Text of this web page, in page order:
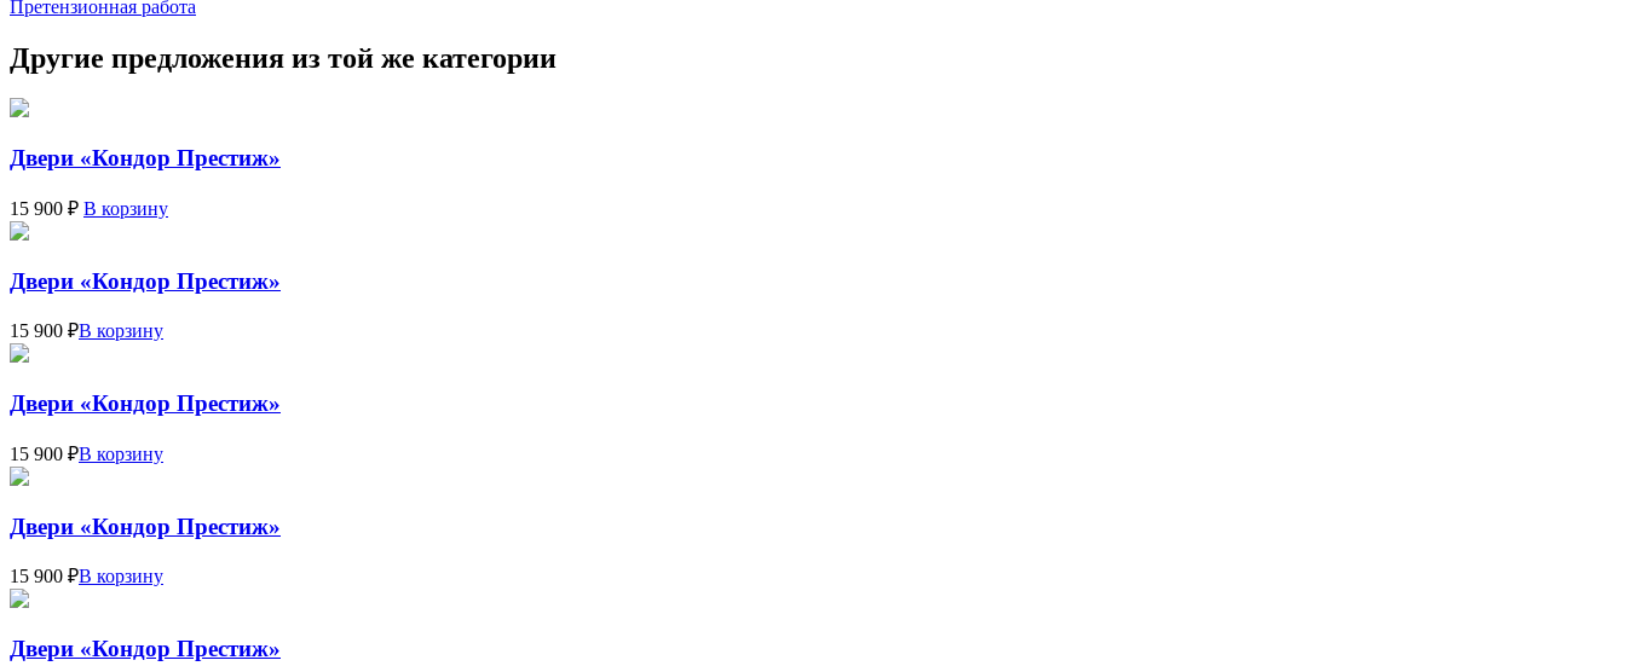
Претензионная работа
Другие предложения из той же категории
Двери «Кондор Престиж»
15 900 ₽ В корзину
Двери «Кондор Престиж»
15 900 ₽В корзину
Двери «Кондор Престиж»
15 900 ₽В корзину
Двери «Кондор Престиж»
15 900 ₽В корзину
Двери «Кондор Престиж»